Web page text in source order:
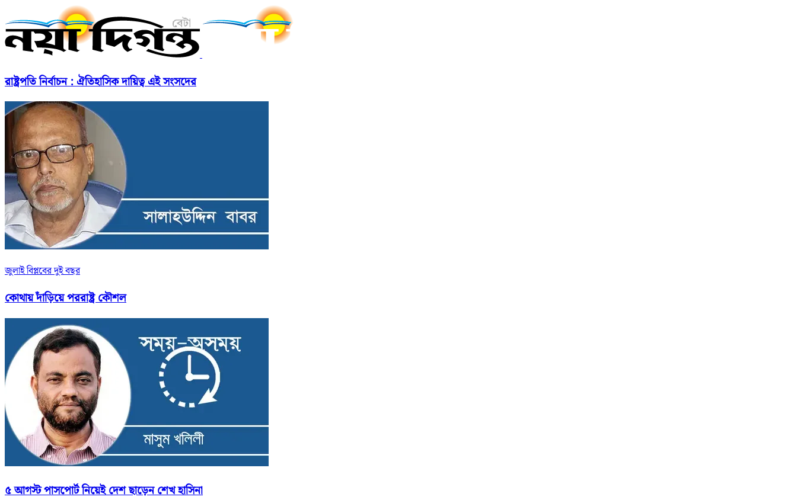
রাষ্ট্রপতি নির্বাচন : ঐতিহাসিক দায়িত্ব এই সংসদের
জুলাই বিপ্লবের দুই বছর
কোথায় দাঁড়িয়ে পররাষ্ট্র কৌশল
৫ আগস্ট পাসপোর্ট নিয়েই দেশ ছাড়েন শেখ হাসিনা